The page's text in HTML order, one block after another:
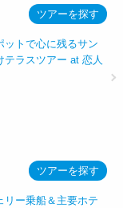
ツアーを探す
ットで心に残るサン
テラスツアー at 恋人
ツアーを探す
リー乗船＆主要ホテ